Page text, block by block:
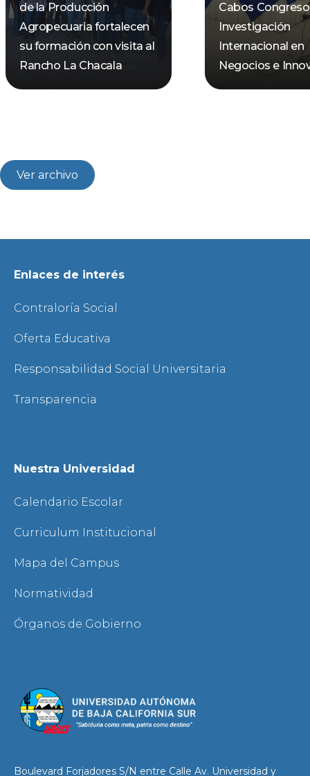
de la Producción
Agropecuaria fortalecen
su formación con visita al
Rancho La Chacala
Cabos
Investigación
Internacional en
Negocios e
Ver archivo
Enlaces de interés
Contraloría Social
Oferta Educativa
Responsabilidad Social Universitaria
Transparencia
Nuestra Universidad
Calendario Escolar
Curriculum Institucional
Mapa del Campus
Normatividad
Órganos de Gobierno
Boulevard Forjadores S/N entre Calle Av. Universidad y